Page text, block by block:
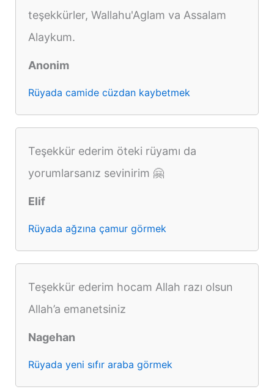
teşekkürler, Wallahu'Aglam va Assalam
Alaykum.
Anonim
Rüyada camide cüzdan kaybetmek
Teşekkür ederim öteki rüyamı da
yorumlarsanız sevinirim 🤗
Elif
Rüyada ağzına çamur görmek
Teşekkür ederim hocam Allah razı olsun
Allah’a emanetsiniz
Nagehan
Rüyada yeni sıfır araba görmek